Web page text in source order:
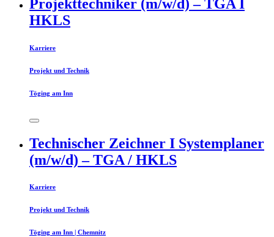
Projekttechniker (m/w/d) – TGA I
HKLS
Karriere
Projekt und Technik
Töging am Inn
Technischer Zeichner I Systemplaner
(m/w/d) – TGA / HKLS
Karriere
Projekt und Technik
Töging am Inn | Chemnitz